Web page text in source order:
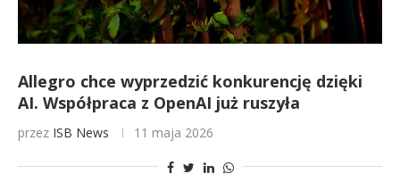
Allegro chce wyprzedzić konkurencję dzięki
AI. Współpraca z OpenAI już ruszyła
przez ISB News 11 maja 2026